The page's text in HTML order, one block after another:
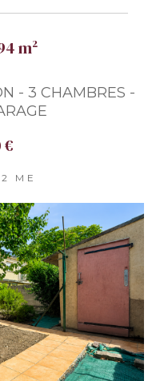
m²
- 3 CHAMBRES -
€
ME